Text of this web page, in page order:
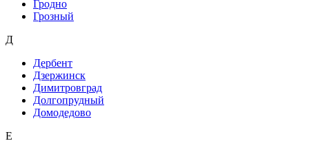
Гродно
Грозный
Д
Дербент
Дзержинск
Димитровград
Долгопрудный
Домодедово
Е